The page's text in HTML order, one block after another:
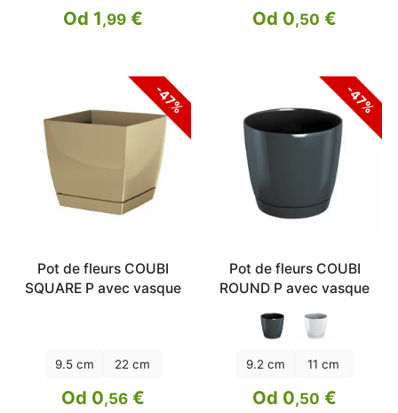
Od 1,99 € Od 0,50 €
-47%
Pot de fleurs COUBI
SQUARE P avec vasque
9.5 cm 22 cm
Od 0,56 €
-47%
Pot de fleurs COUBI
ROUND P avec vasque
9.2 cm 11 cm
Od 0,50 €